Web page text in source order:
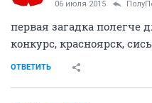
06 июля 2015
первая загадка полегче
конкурс, красноярск,
ОТВЕТИТЬ